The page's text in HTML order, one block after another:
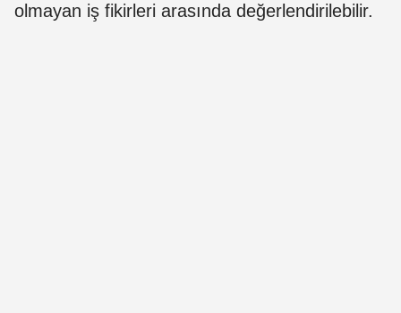
olmayan iş fikirleri arasında değerlendirilebilir.